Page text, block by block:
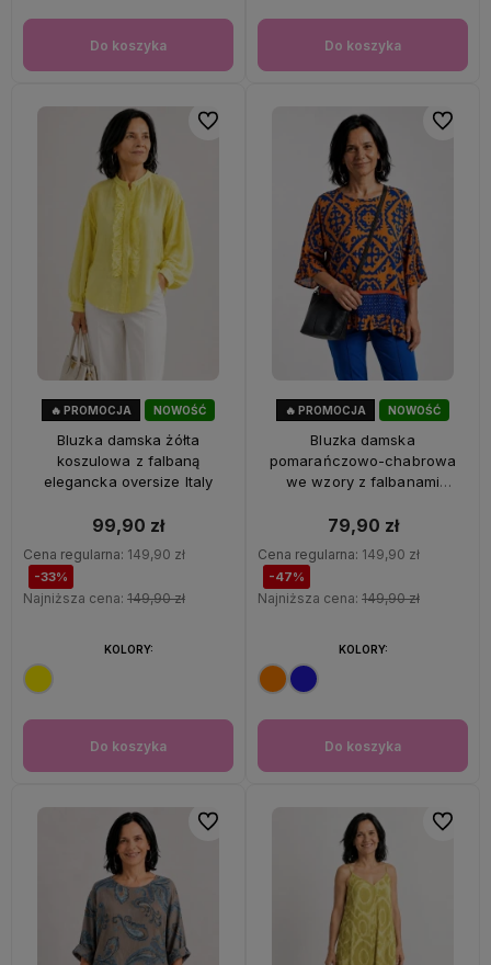
Do koszyka Do koszyka
NOWOŚĆ
OKAZJA
🔥 PROMOCJA
Bluzka damska żółta
koszulowa z falbaną
elegancka oversize Italy
99,90 zł
Cena regularna: 149,90 zł
-33%
Najniższa cena: 149,90 zł
Do koszyka
KOLORY:
Do ulubionych
NOWOŚĆ
🔥 PROMOCJA
Bluzka damska
pomarańczowo-chabrowa
we wzory z falbanami
79,90 zł
Cena regularna: 149,90 zł
-47%
Najniższa cena: 149,90 zł
Do koszyka
KOLORY:
Do
Do ulubionych Do